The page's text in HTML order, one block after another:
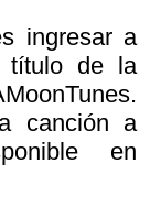
ingresar a
título de la
canción a
en